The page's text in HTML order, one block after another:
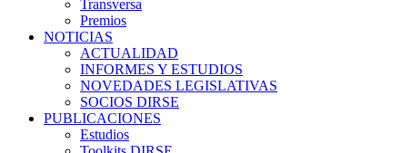
Transversa
Premios
NOTICIAS
ACTUALIDAD
INFORMES Y ESTUDIOS
NOVEDADES LEGISLATIVAS
SOCIOS DIRSE
PUBLICACIONES
Estudios